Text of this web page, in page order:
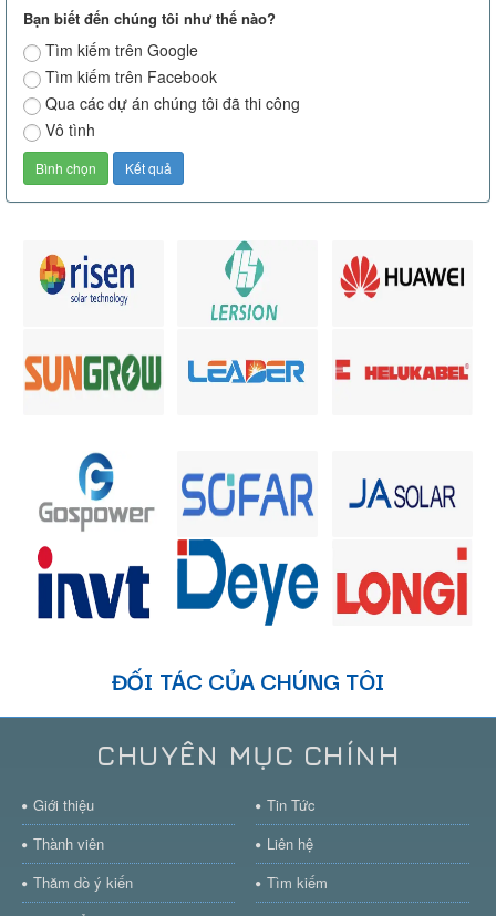
Bạn biết đến chúng tôi như thế nào?
Tìm kiếm trên Google
Tìm kiếm trên Facebook
Qua các dự án chúng tôi đã thi công
Vô tình
ĐỐI TÁC CỦA CHÚNG TÔI
CHUYÊN MỤC CHÍNH
Giới thiệu
Tin Tức
Thành viên
Liên hệ
Thăm dò ý kiến
Tìm kiếm